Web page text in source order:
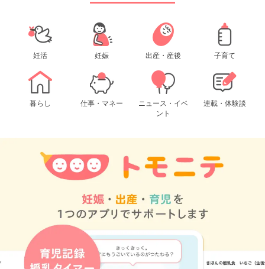
妊活 妊娠 出産・産後 子育て
暮らし 仕事・マネー
ニュース・イベ
ント
連載・体験談